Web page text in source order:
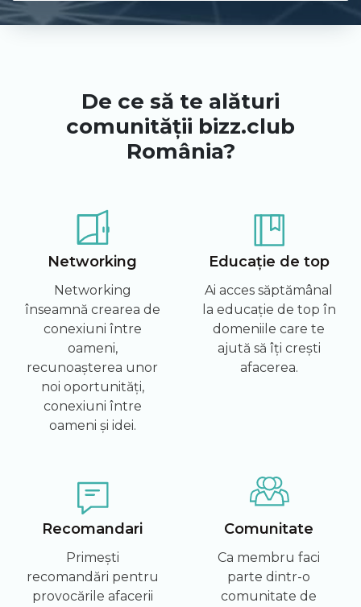
De ce să te alături
comunității bizz.club
România?
Networking
Networking
înseamnă crearea de
conexiuni între
oameni,
recunoașterea unor
noi oportunități,
conexiuni între
oameni și idei.
Educație de top
Ai acces săptămânal
la educație de top în
domeniile care te
ajută să îți crești
afacerea.
Recomandari
Primești
recomandări pentru
provocările afacerii
Comunitate
Ca membru faci
parte dintr-o
comunitate de